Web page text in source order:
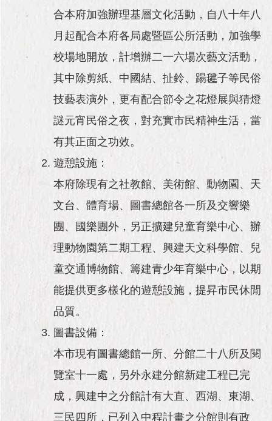
合本府加強辦理基層文化活動，自八十年八
月起配合本府各局處暨區公所活動，加強學
校場地開放，計增辦二一六場次藝文活動，
其中除剪紙、中國結、扯鈴、踼毽子等民俗
技藝表演外，更有配合節令之花燈展與猜燈
謎元宵民俗之夜，對充實市民精神生活，當
有其正面之功效。
遊憩設施：
本府除現有之社教館、美術館、動物園、天
文台、體育場、圖書總館各一所及交響樂
團、國樂團外，另正擴建兒童育樂中心、辦
理動物園第二期工程、興建天文科學館、兒
童交通博物館、籌建青少年育樂中心，以期
能提供更多樣化的遊憩設施，提昇市民休閒
品質。
圖書設備：
本市現有圖書總館一所、分館二十八所及閱
覽室十一處，另外永建分館新建工程已完
成，興建中之分館計有大直、西湖、東湖、
三民四所，已列入中程計畫之分館則有政